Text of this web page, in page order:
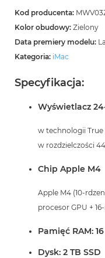
Kod producenta:
Kolor obudowy: Zielony
Data premiery modelu:
Kategoria: iMac
Specyfikacja:
Wyświetlacz
w technologii True
w rozdzielczości
Chip Apple M4
Apple M4 (10-
procesor GPU +
Pamięć RAM:
Dysk: 2 TB SSD